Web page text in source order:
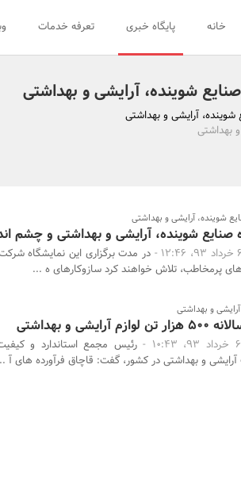
خانه پایگاه خبری تعرفه خدمات
شوینده، آرایشی و بهداشتی
شوینده، آرایشی و بهداشتی
بهداشتی
شوینده، آرایشی و بهداشتی
صنایع شوینده، آرایشی و بهداشتی و چشم
در مدت برگزاری این نمایشگاه
پرمخاطب، تلاش خواهند کرد سازوکارهای ه ...
آرایشی و بهداشتی
و بهداشتی
رئیس مجمع استاندارد و
و بهداشتی در کشور، گفت: قاچاق فرآورده های آ